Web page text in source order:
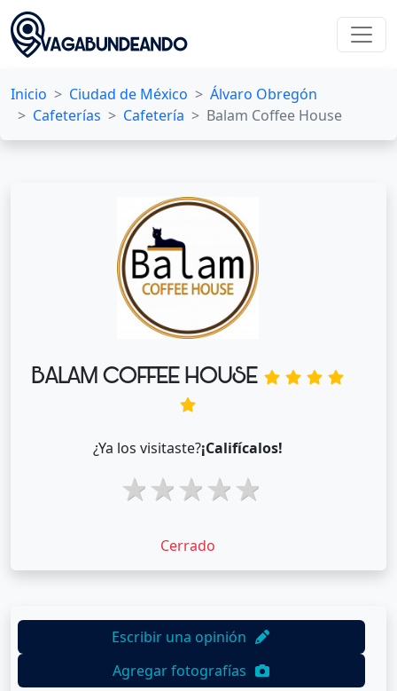
Inicio Ciudad de México
Álvaro Obregón
Cafeterías
Cafetería Balam Coffee House
BALAM COFFEE HOUSE
¿Ya los visitaste?¡Califícalos!
4 stars
3 stars
2 stars
1 star
Cerrado
Escribir una opinión
Agregar fotografías